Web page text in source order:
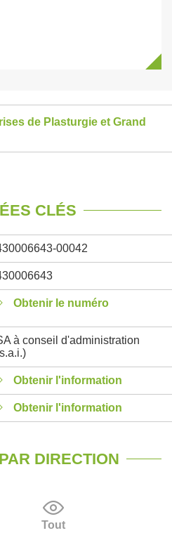
de Plasturgie et Grand
CLÉS
00042
Obtenir le numéro
à conseil d'administration
Obtenir l'information
Obtenir l'information
DIRECTION
Tout